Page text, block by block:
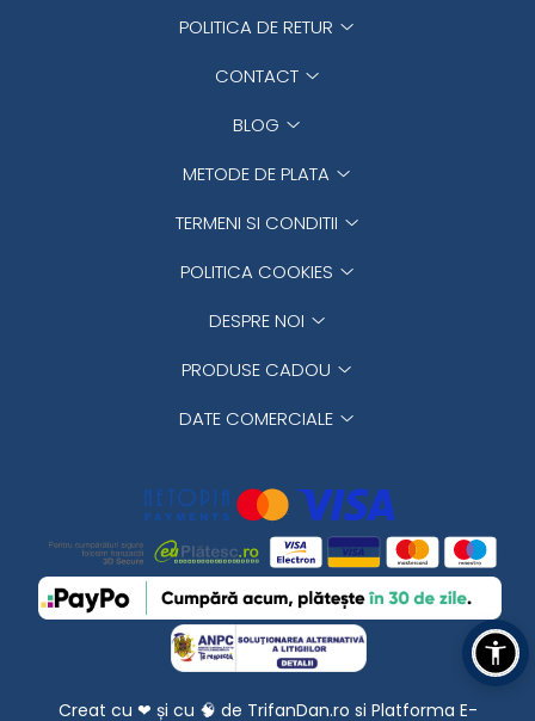
POLITICA DE RETUR
CONTACT
BLOG
METODE DE PLATA
TERMENI SI CONDITII
POLITICA COOKIES
DESPRE NOI
PRODUSE CADOU
DATE COMERCIALE
Creat cu ❤ și cu 🧠 de TrifanDan.ro si Platforma E-